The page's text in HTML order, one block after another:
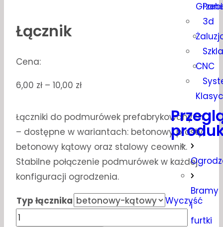
CNC
3d
Bramy
i
furtki
Łącznik
Cena:
6,00 zł – 10,00 zł
Łączniki do podmurówek prefabrykowanych
– dostępne w wariantach: betonowy prosty,
betonowy kątowy oraz stalowy ceownik.
Stabilne połączenie podmurówek w każdej
konfiguracji ogrodzenia.
Typ łącznika
Wyczyść